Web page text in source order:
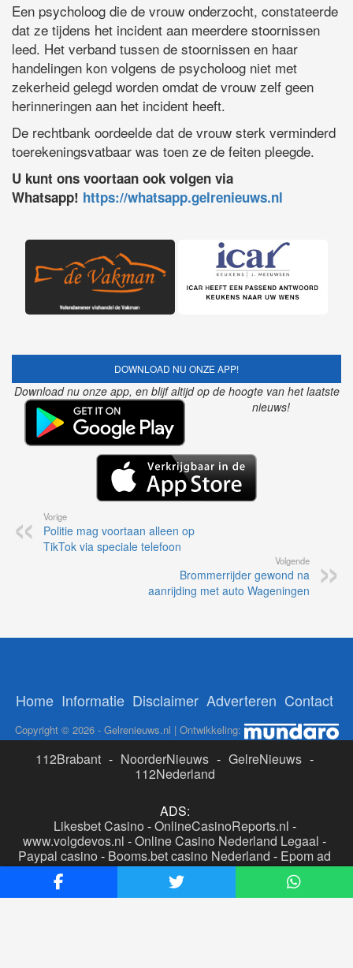
Een psycholoog die de vrouw onderzocht, constateerde
dat ze tijdens het incident aan meerdere stoornissen
leed. Het verband tussen de stoornissen en haar
handelingen kon volgens de psycholoog niet met
zekerheid gelegd worden omdat de vrouw zelf geen
herinneringen aan het incident heeft.
De rechtbank oordeelde dat de vrouw sterk verminderd
toerekeningsvatbaar was toen ze de feiten pleegde.
U kunt ons voortaan ook volgen via
Whatsapp! https://whatsapp.gelrenieuws.nl
DOWNLOAD NU ONZE APP!
Download nu onze app, en blijf altijd op de hoogte van het laatste
nieuws!
Vorige
Politie mag voortaan alleen op
TikTok via speciale telefoon
Volgende
Brommerrijder gewond na
aanrijding met auto Wageningen
Home Informatie Disclaimer Adverteren Contact
Copyright © 2026 - Gelrenieuws.nl | Ontwikkeling:
112Brabant - NoorderNieuws - GelreNieuws -
112Nederland
ADS:
Likesbet Casino -OnlineCasinoReports.nl -
www.volgdevos.nl -Online Casino Nederland Legaal -
Paypal casino - Booms.bet casino Nederland - Epom ad
server-Casino boer-Online casino's Nederland